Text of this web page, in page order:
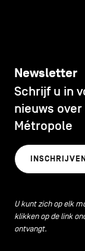
Newsletter
Schrijf u in
nieuws
Métropole
U kunt zich op elk
klikken op de link
ontvangt.